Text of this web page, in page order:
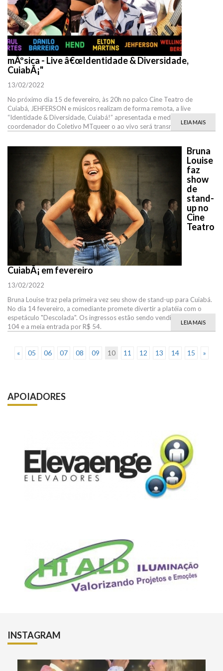
mÃºsica - Live â€œIdentidade & Diversidade,
CuiabÃ¡"
13/02/2022
No próximo dia 15 de fevereiro, às 20h no palco Cine Teatro de
Cuiabá, JEHFERSON e músicos realizam de forma remota, a live
“Identidade & Diversidade, Cuiabá!” apresentada e mediada pelo
coordenador do Coletivo MTqueer o ao vivo será transmitido no
LEIA MAIS
Bruna
Louise
faz
show
de
stand-
up no
Cine
Teatro
CuiabÃ¡ em fevereiro
13/02/2022
Bruna Louise traz pela primeira vez seu show de stand-up para Cuiabá.
No dia 14 fevereiro, a comediante promete divertir a platéia com o
espetáculo "Descolada". Os ingressos estão sendo vendidos por R$
104 e a meia entrada por R$ 54.
LEIA MAIS
« 05 06 07 08 09 10 11 12 13 14 15 »
APOIADORES
INSTAGRAM